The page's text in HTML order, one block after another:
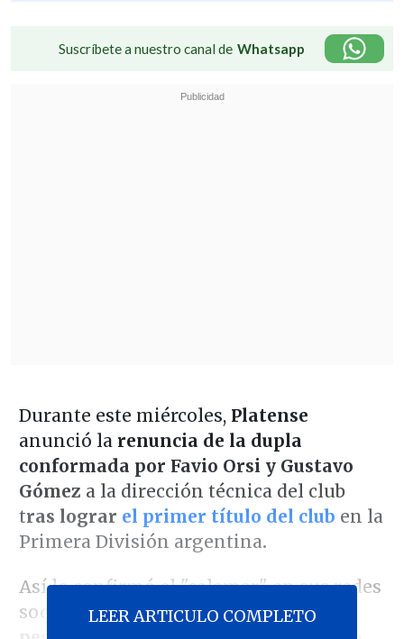
Suscríbete a nuestro canal de Whatsapp
Durante este miércoles, Platense
anunció la renuncia de la dupla
conformada por Favio Orsi y Gustavo
Gómez a la dirección técnica del club
tras lograr el primer título del club en la
Primera División argentina.
Así lo confirmó el "calamar" en sus redes
sociales: "Por motivos personales, y a
LEER ARTICULO COMPLETO